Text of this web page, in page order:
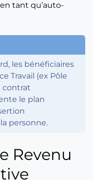
tant qu’auto-
les bénéficiaires
Travail (ex Pôle
contrat
le plan
personne.
Revenu